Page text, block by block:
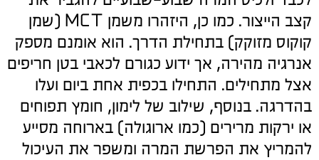
קצב הייצור. כמו כן, היזהרו משמן MCT (שמן
קוקוס מזוקק) בתחילת הדרך. הוא אומנם מספק
אנרגיה מהירה, אך ידוע כגורם לכאבי בטן חריפים
אצל מתחילים. התחילו בכפית אחת ביום ועלו
בהדרגה. בנוסף, שילוב של לימון, חומץ תפוחים
או ירקות מרירים (כמו ארוגולה) בארוחה מסייע
להמריץ את הפרשת המרה ומשפר את העיכול